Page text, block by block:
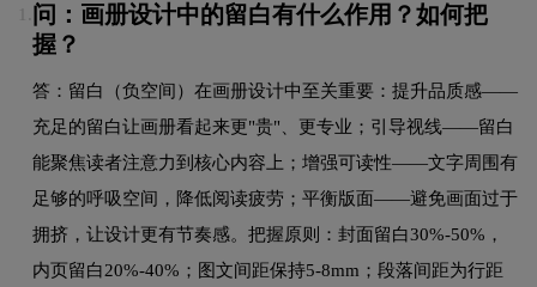
问：画册设计中的留白有什么作用？如何把
握？
答：留白（负空间）在画册设计中至关重要：提升品质感——
充足的留白让画册看起来更"贵"、更专业；引导视线——留白
能聚焦读者注意力到核心内容上；增强可读性——文字周围有
足够的呼吸空间，降低阅读疲劳；平衡版面——避免画面过于
拥挤，让设计更有节奏感。把握原则：封面留白30%-50%，
内页留白20%-40%；图文间距保持5-8mm；段落间距为行距